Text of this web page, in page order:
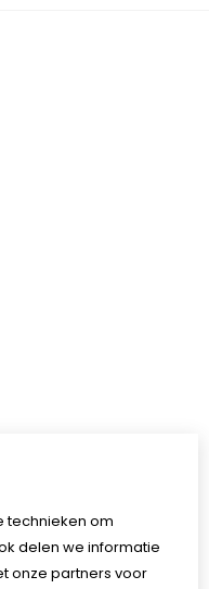
technieken om
delen we informatie
onze partners voor